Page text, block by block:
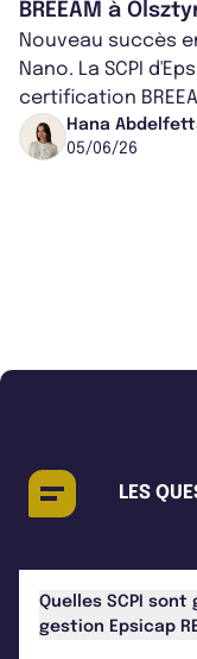
BREEAM à
Nouveau succès
Nano. La SCPI
certification
logistique qu'elle
Hana
05/06/26
LES
Quelles SCPI
gestion Epsicap